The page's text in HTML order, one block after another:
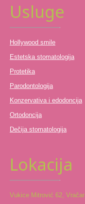
Usluge
Hollywood smile
Estetska stomatologija
Protetika
Parodontologija
Konzervativa i edodoncija
Ortodoncija
Dečija stomatologija
Lokacija
Vukice Mitrović 62, Vračar